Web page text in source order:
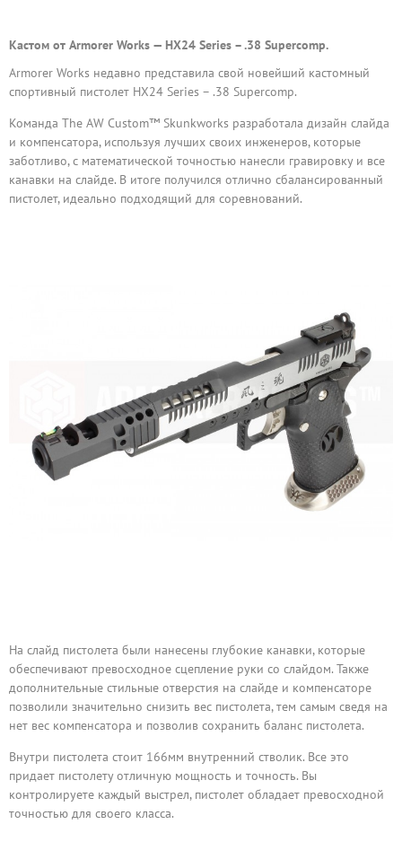
Кастом от Armorer Works — HX24 Series – .38 Supercomp.
Armorer Works недавно представила свой новейший кастомный
спортивный пистолет HX24 Series – .38 Supercomp.
Команда The AW Custom™ Skunkworks разработала дизайн слайда
и компенсатора, используя лучших своих инженеров, которые
заботливо, с математической точностью нанесли гравировку и все
канавки на слайде. В итоге получился отлично сбалансированный
пистолет, идеально подходящий для соревнований.
На слайд пистолета были нанесены глубокие канавки, которые
обеспечивают превосходное сцепление руки со слайдом. Также
дополнительные стильные отверстия на слайде и компенсаторе
позволили значительно снизить вес пистолета, тем самым сведя на
нет вес компенсатора и позволив сохранить баланс пистолета.
Внутри пистолета стоит 166мм внутренний стволик. Все это
придает пистолету отличную мощность и точность. Вы
контролируете каждый выстрел, пистолет обладает превосходной
точностью для своего класса.